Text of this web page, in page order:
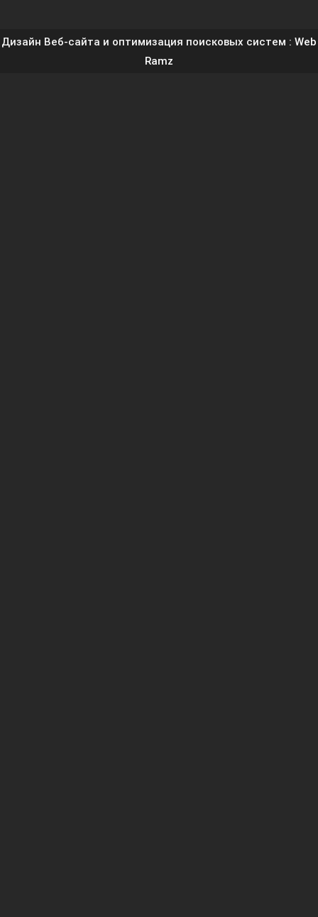
Дизайн Веб-сайта и оптимизация поисковых систем : Web
Ramz